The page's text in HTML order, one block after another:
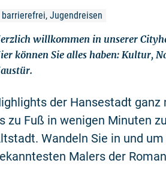
Jugendreisen
willkommen in unserer
können Sie alles haben: Kultur,
der Hansestadt ganz
zu Fuß in wenigen Minuten
Wandeln Sie in und
Malers der